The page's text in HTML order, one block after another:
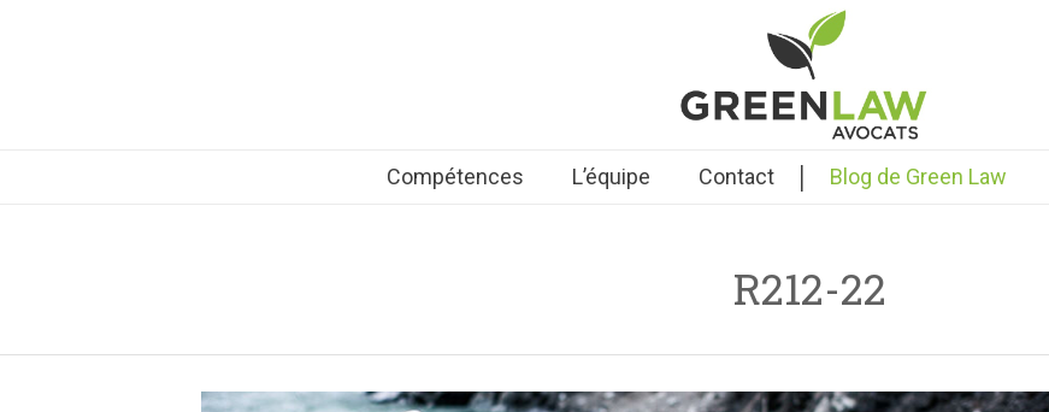
Compétences L’équipe Contact | Blog de Green Law
R212-22